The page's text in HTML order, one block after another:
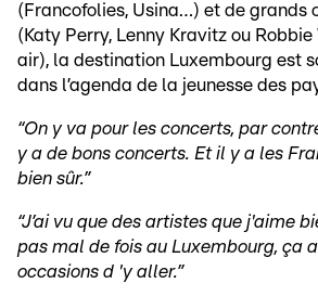
(Francofolies, Usina…) et de grands
(Katy Perry, Lenny Kravitz ou
air), la destination Luxembourg est
dans l’agenda de la jeunesse des
“On y va pour les concerts, par
y a de bons concerts. Et il y a les
bien sûr.”
“J’ai vu que des artistes que j'aime
pas mal de fois au Luxembourg, ça
occasions d 'y aller.”